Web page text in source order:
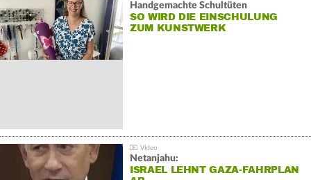
Handgemachte Schultüten
SO WIRD DIE EINSCHULUNG
ZUM KUNSTWERK
Netanjahu:
ISRAEL LEHNT GAZA-FAHRPLAN